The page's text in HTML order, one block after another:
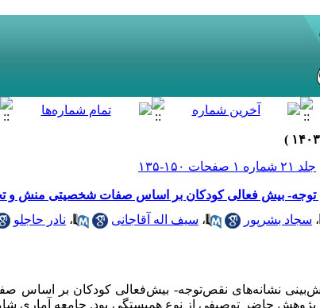
جلد ۲۱ شماره ۱ صفحات ۱۵۰-۱۳۵
توجه- بیش فعالی کودکان بر اساس صفات شخصیتی منش و
، سجاد بشرپور ، سیف اله آقاجانی ، نادر حاجلو
نشانه­‌های نقص‌­توجه- بیش‌­فعالی کودکان بر اساس